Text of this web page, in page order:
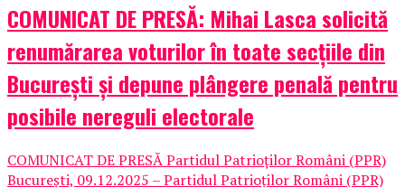
COMUNICAT DE PRESĂ: Mihai Lasca solicită
renumărarea voturilor în toate secțiile din
București și depune plângere penală pentru
posibile nereguli electorale
COMUNICAT DE PRESĂ Partidul Patrioților Români (PPR)
București, 09.12.2025 – Partidul Patrioților Români (PPR)